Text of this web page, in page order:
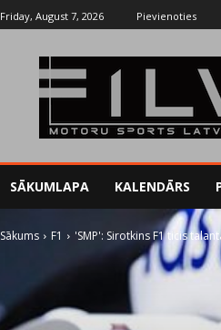
Friday, August 7, 2026 Pievienoties
SĀKUMLAPA KALENDĀRS
Sākums F1 'SMP': Sirotkins F1 ticis